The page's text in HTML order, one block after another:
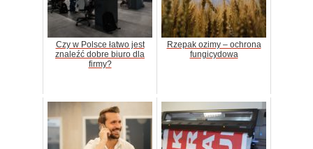
Czy w Polsce łatwo jest
znaleźć dobre biuro dla
firmy?
Rzepak ozimy – ochrona
fungicydowa